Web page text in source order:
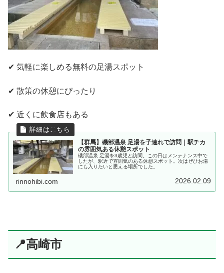
✔ 気軽に楽しめる無料の足湯スポット
✔ 散策の休憩にぴったり
✔ 近くに飲食店もある
【群馬】磯部温泉 足湯を子連れで訪問｜駅チカ
の雰囲気ある休憩スポット
磯部温泉 足湯を3歳児と訪問。この日はメンテナンス中で
したが、駅近で雰囲気のある休憩スポット。次はぜひお湯
にも入りたいと思える場所でした。
rinnohibi.com 2026.02.09
📍高崎市